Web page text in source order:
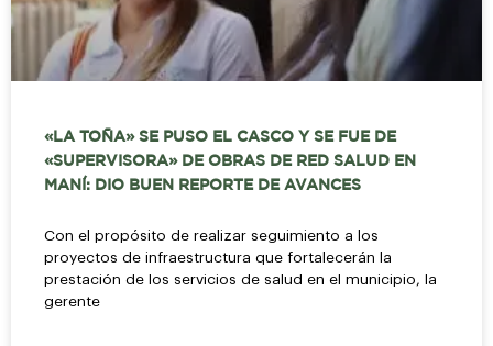
«LA TOÑA» SE PUSO EL CASCO Y SE FUE DE
«SUPERVISORA» DE OBRAS DE RED SALUD EN
MANÍ: DIO BUEN REPORTE DE AVANCES
Con el propósito de realizar seguimiento a los
proyectos de infraestructura que fortalecerán la
prestación de los servicios de salud en el municipio, la
gerente